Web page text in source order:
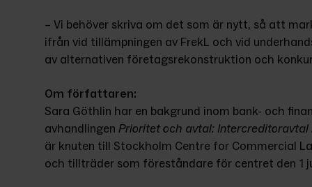
– Vi behöver skriva om det som är nytt, så att
ifrån vid tillämpningen av FrekL och vid
av alternativen företagsrekonstruktion och
Om författaren:
Sara Göthlin har en bakgrund inom bank- och
avhandlingen Prioritet och avtal: Intercreditoravtal
är knuten till Stockholm Centre for Commercial
och tillträder som föreståndare för centret den 1